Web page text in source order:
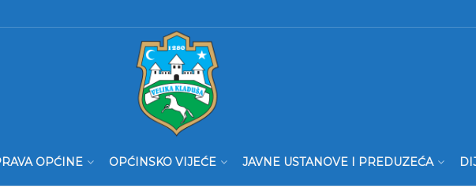
OPĆINE OPĆINSKO VIJEĆE JAVNE USTANOVE I PREDUZEĆA